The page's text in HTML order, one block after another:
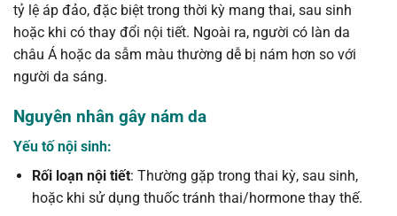
tỷ lệ áp đảo, đặc biệt trong thời kỳ mang thai, sau sinh
hoặc khi có thay đổi nội tiết. Ngoài ra, người có làn da
châu Á hoặc da sẫm màu thường dễ bị nám hơn so với
người da sáng.
Nguyên nhân gây nám da
Yếu tố nội sinh:
Rối loạn nội tiết: Thường gặp trong thai kỳ, sau sinh,
hoặc khi sử dụng thuốc tránh thai/hormone thay thế.